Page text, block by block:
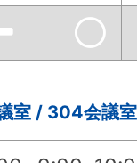
室 / 304会議室